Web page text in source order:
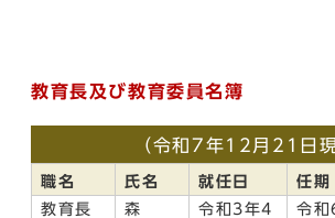
教育長及び教育委員名簿
（令和7年12月21日現
職名 氏名 就任日
任期
教育長
森
令和3年4
令和